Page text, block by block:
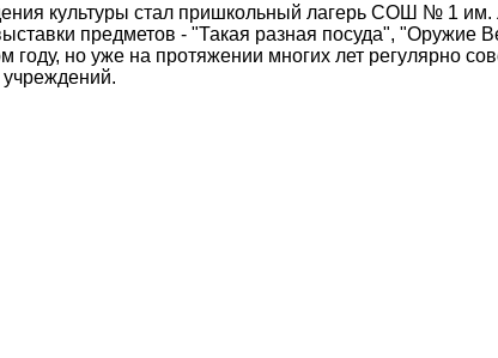
культуры стал пришкольный лагерь СОШ № 1 им.
предметов - "Такая разная посуда", "Оружие
но уже на протяжении многих лет регулярно